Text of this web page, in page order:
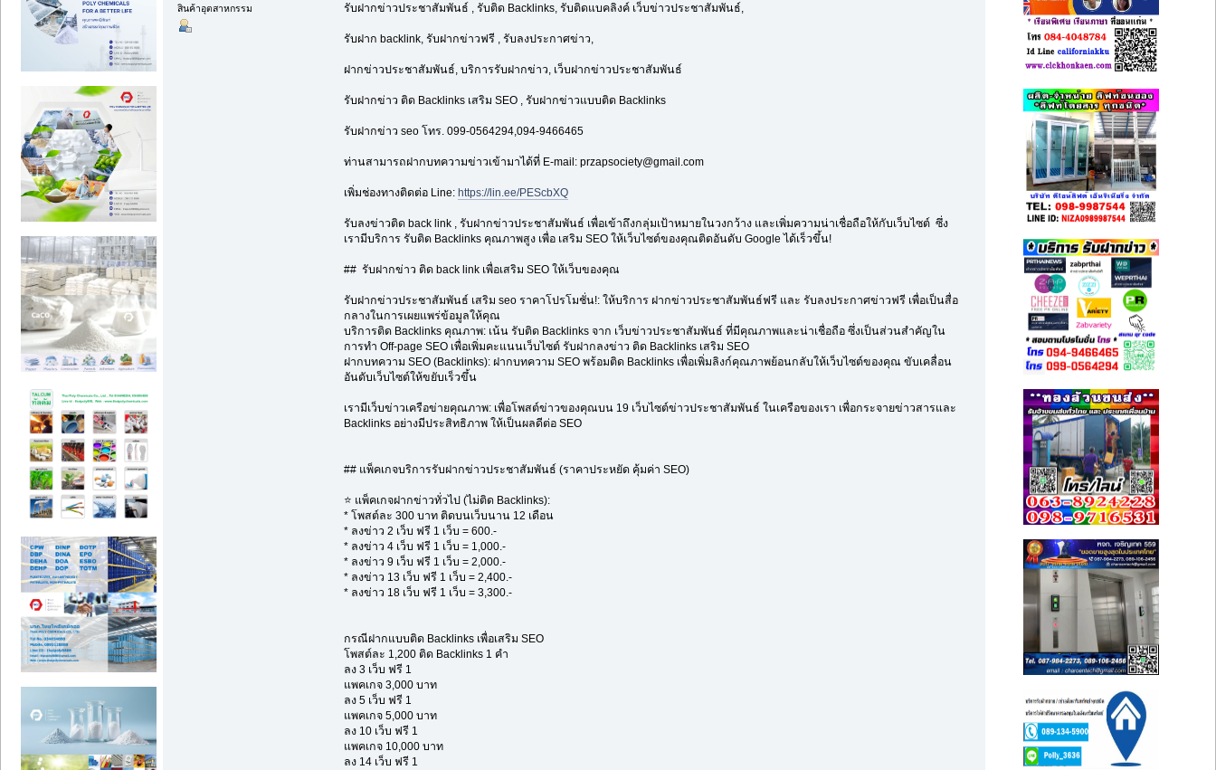
สินค้าอุตสาหกรรม
รับฝากข่าวประชาสัมพันธ์ , รับติด Backlinks, รับติดแบคลิงค์ เว็บข่าวประชาสัมพันธ์,
รับฝาก backlink, รับฝากข่าวฟรี , รับลงประกาศข่าว,
ฝากข่าวประชาสัมพันธ์, บริการรับฝากข่าว, เว็บฝากข่าวประชาสัมพันธ์
รับฝากข่าว ติด Backlinks เสริม SEO , รับฝากข่าวแบบติด Backlinks
รับฝากข่าว seo โทร. 099-0564294,094-9466465
ท่านสามารถฝากบทความข่าวเข้ามาได้ที่ E-mail: przapsociety@gmail.com
เพิ่มช่องทางติดต่อ Line: https://lin.ee/PEScbXQ
รับลงข่าวติด back link , รับฝากข่าวประชาสัมพันธ์ เพื่อเข้าถึงกลุ่มเป้าหมายในวงกว้าง และเพิ่มความน่าเชื่อถือให้กับเว็บไซต์ ซึ่ง
เรามีบริการ รับติด Backlinks คุณภาพสูง เพื่อ เสริม SEO ให้เว็บไซต์ของคุณติดอันดับ Google ได้เร็วขึ้น!
## รับฝากข่าว ติด back link เพื่อเสริม SEO ให้เว็บของคุณ
รับฝากข่าวประชาสัมพันธ์ เสริม seo ราคาโปรโมชั่น!: ให้บริการ ฝากข่าวประชาสัมพันธ์ฟรี และ รับลงประกาศข่าวฟรี เพื่อเป็นสื่อ
กลางในการเผยแพร่ข้อมูลให้คุณ
บริการติด Backlinks คุณภาพ: เน้น รับติด Backlinks จาก เว็บข่าวประชาสัมพันธ์ ที่มีคุณภาพและน่าเชื่อถือ ซึ่งเป็นส่วนสำคัญใน
การทำ Off-page SEO เพื่อเพิ่มคะแนนเว็บไซต์ รับฝากลงข่าว ติด Backlinks เสริม SEO
ฝากบทความ SEO (Backlinks): ฝากบทความ SEO พร้อมติด Backlinks เพื่อเพิ่มลิงก์คุณภาพย้อนกลับให้เว็บไซต์ของคุณ ขับเคลื่อน
อันดับเว็บไซต์ให้ขยับเร็วขึ้น
เรามีเว็บข่าวเครือข่ายคุณภาพ: เพื่อโพสต์ข่าวของคุณบน 19 เว็บไซต์ข่าวประชาสัมพันธ์ ในเครือของเรา เพื่อกระจายข่าวสารและ
Backlinks อย่างมีประสิทธิภาพ ให้เป็นผลดีต่อ SEO
## แพ็คเกจบริการรับฝากข่าวประชาสัมพันธ์ (ราคาประหยัด คุ้มค่า SEO)
⭐ แพ็คเกจฝากข่าวทั่วไป (ไม่ติด Backlinks):
* โพสต์ละ 300 บาท ติดบนเว็บนาน 12 เดือน
* ลงข่าว 2 เว็บ ฟรี 1 เว็บ = 600.-
* ลงข่าว 4 เว็บ ฟรี 1 เว็บ = 1,000.-
* ลงข่าว 9 เว็บ ฟรี 1 เว็บ = 2,000.-
* ลงข่าว 13 เว็บ ฟรี 1 เว็บ = 2,400.-
* ลงข่าว 18 เว็บ ฟรี 1 เว็บ = 3,300.-
กรณีฝากแบบติด Backlinks เพื่อเสริม SEO
โพสต์ละ 1,200 ติด Backlinks 1 คำ
ลง 3 เว็บ ฟรี 1
แพคเกจ 3,000 บาท
ลง 5 เว็บ ฟรี 1
แพคเกจ 5,000 บาท
ลง 10 เว็บ ฟรี 1
แพคเกจ 10,000 บาท
ลง 14 เว็บ ฟรี 1